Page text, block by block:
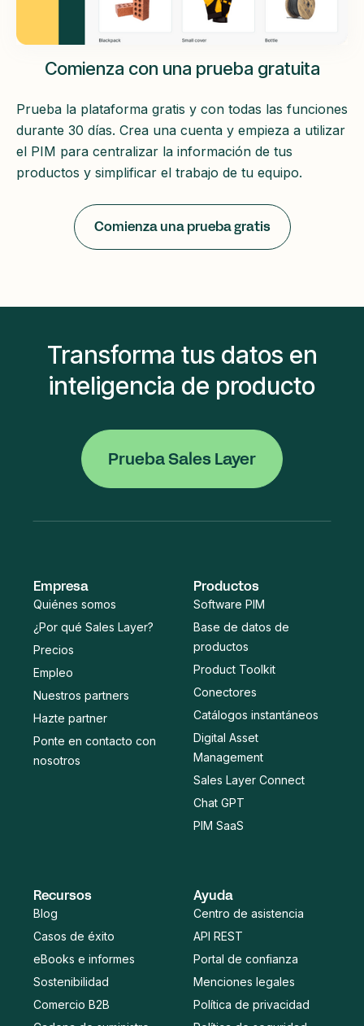
Comienza con una prueba gratuita
Prueba la plataforma gratis y con todas las funciones
durante 30 días. Crea una cuenta y empieza a utilizar
el PIM para centralizar la información de tus
productos y simplificar el trabajo de tu equipo.
Comienza una prueba gratis
Transforma tus datos en
inteligencia de producto
Prueba Sales Layer
Empresa
Quiénes somos
¿Por qué Sales Layer?
Precios
Empleo
Nuestros partners
Hazte partner
Ponte en contacto con
nosotros
Productos
Software PIM
Base de datos de
productos
Product Toolkit
Conectores
Catálogos instantáneos
Digital Asset
Management
Sales Layer Connect
Chat GPT
PIM SaaS
Recursos
Blog
Casos de éxito
eBooks e informes
Sostenibilidad
Comercio B2B
Ayuda
Centro de asistencia
API REST
Portal de confianza
Menciones legales
Política de privacidad